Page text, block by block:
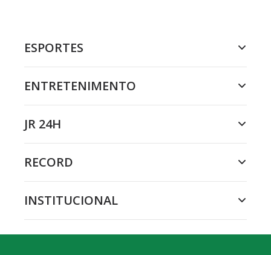
ESPORTES
ENTRETENIMENTO
JR 24H
RECORD
INSTITUCIONAL